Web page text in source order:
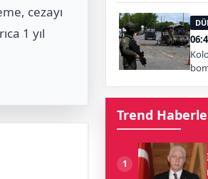
cezayı
1 yıl
Trend
1